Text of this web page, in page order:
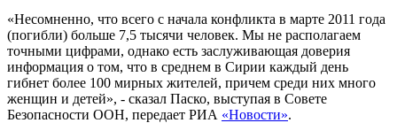
«Несомненно, что всего с начала конфликта в марте 2011 года
(погибли) больше 7,5 тысячи человек. Мы не располагаем
точными цифрами, однако есть заслуживающая доверия
информация о том, что в среднем в Сирии каждый день
гибнет более 100 мирных жителей, причем среди них много
женщин и детей», - сказал Паско, выступая в Совете
Безопасности ООН, передает РИА «Новости».